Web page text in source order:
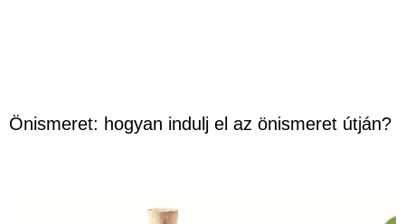
Önismeret: hogyan indulj el az önismeret útján?